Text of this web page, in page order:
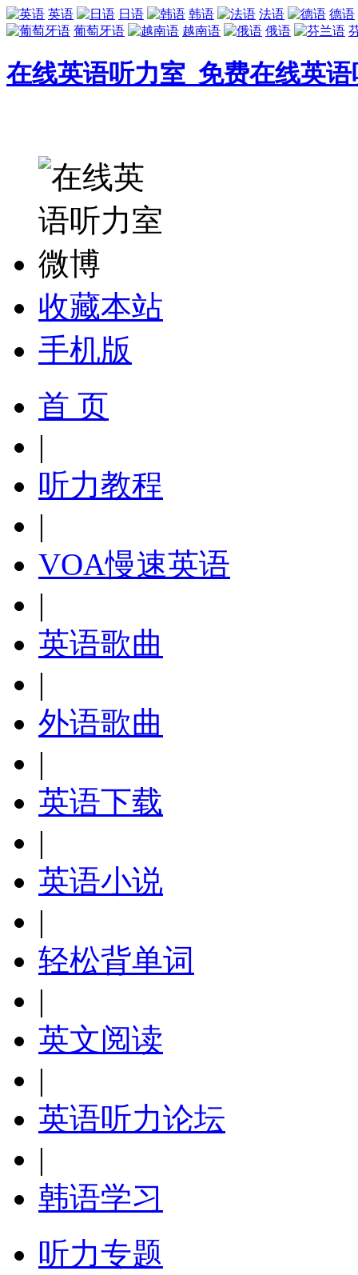
英语 日语 韩语 法语
德语
葡萄牙语
越南语 俄语
在线英语听力室_免费在线英
收藏本站
手机版
首 页
|
听力教程
|
VOA慢速英语
|
英语歌曲
|
外语歌曲
|
英语下载
|
英语小说
|
轻松背单词
|
英文阅读
|
英语听力论坛
|
韩语学习
听力专题